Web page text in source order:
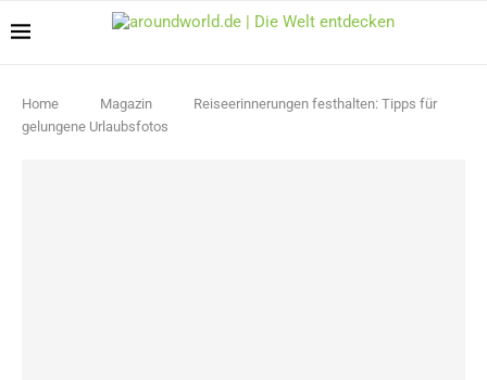
Home Magazin
Reiseerinnerungen festhalten: Tipps für
gelungene Urlaubsfotos